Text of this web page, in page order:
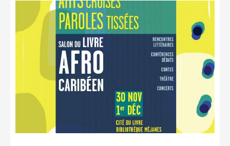
FAIRE UNE DEMANDE D’AIDE
MODÈLE D’ACCORD DE
PRESTATION
AUTEUR/PORTEUR DE
PROJET
LA COPIE PRIVÉE
NUMÉRIQUE
LA CULTURE AVEC LA COPIE